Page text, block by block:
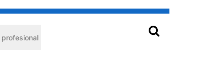
Hantavirus en Venezuela: claves de prevención